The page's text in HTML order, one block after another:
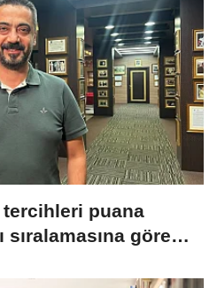
puana
göre